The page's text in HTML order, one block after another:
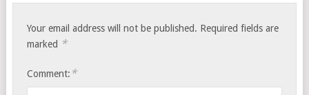
Your email address will not be published. Required fields are
marked *
Comment: *